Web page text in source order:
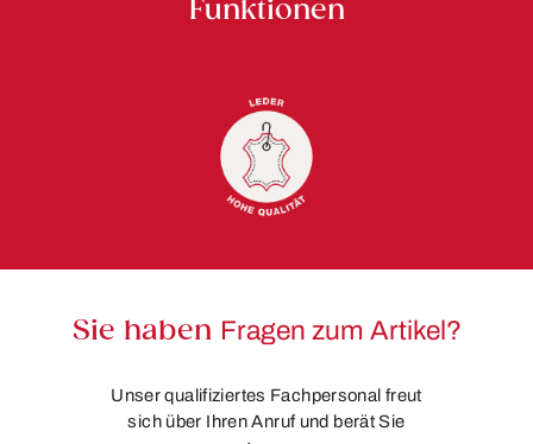
Funktionen
Sie haben Fragen zum Artikel?
Unser qualifiziertes Fachpersonal freut
sich über Ihren Anruf und berät Sie